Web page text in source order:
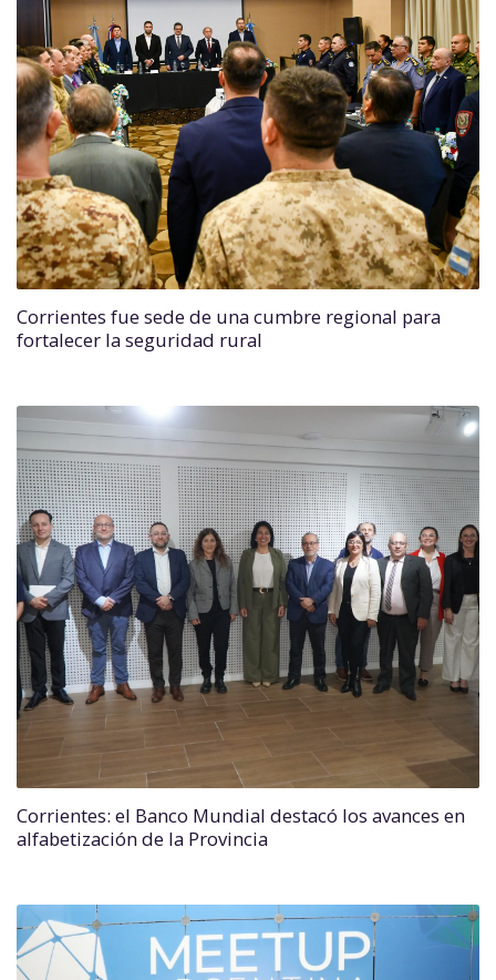
Corrientes fue sede de una cumbre regional para
fortalecer la seguridad rural
Corrientes: el Banco Mundial destacó los avances en
alfabetización de la Provincia